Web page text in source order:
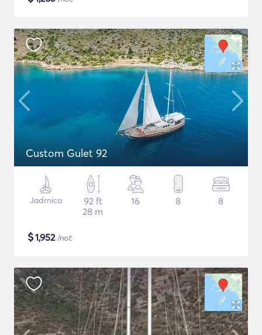
Custom Gulet 92
Jadrnica
92 ft
28 m
16 8 8
$1,952/noč